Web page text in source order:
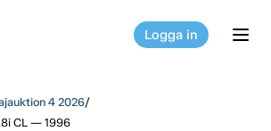
Logga in
4 2026/
CL — 1996